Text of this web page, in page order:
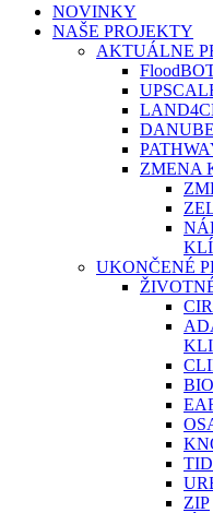
search
Menu
NOVINKY
NAŠE PROJEKTY
AKTUÁLNE
ZMENA
UKONČENÉ
ZIP